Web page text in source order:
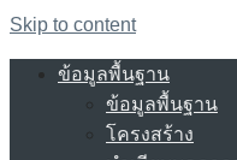
Skip to content
ข้อมูลพื้นฐาน
ข้อมูลพื้นฐาน
โครงสร้าง